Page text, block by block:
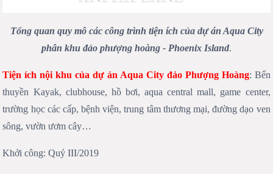
Tổng quan quy mô các công trình tiện ích của dự án Aqua City
phân khu đảo phượng hoàng - Phoenix Island.
Tiện ích nội khu củadự án Aqua City đảo Phượng Hoàng: Bến
thuyền Kayak, clubhouse, hồ bơi, aqua central mall, game center,
trường học các cấp, bệnh viện, trung tâm thương mại, đường dạo ven
sông, vườn ươm cây…
Khởi công: Quý III/2019